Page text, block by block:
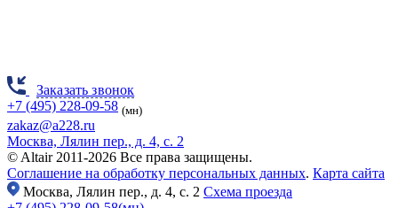
Заказать звонок
+7 (495) 228-09-58 (мн)
zakaz@a228.ru
Москва, Лялин пер., д. 4, с. 2
© Altair 2011-2026 Все права защищены.
Соглашение на обработку персональных данных. Карта сайта
Москва, Лялин пер., д. 4, с. 2 Схема проезда